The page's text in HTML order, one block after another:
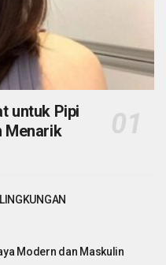
untuk Pipi
Menarik
Modern dan Maskulin